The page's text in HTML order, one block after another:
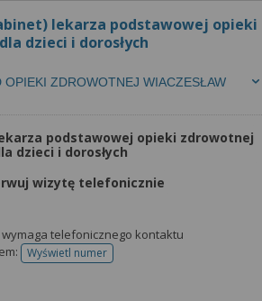
lekarza podstawowej opieki
dzieci i dorosłych
OPIEKI ZDROWOTNEJ WIACZESŁAW
podstawowej opieki zdrowotnej
dzieci i dorosłych
wizytę telefonicznie
telefonicznego kontaktu
Wyświetl numertelefonu do rejestracji